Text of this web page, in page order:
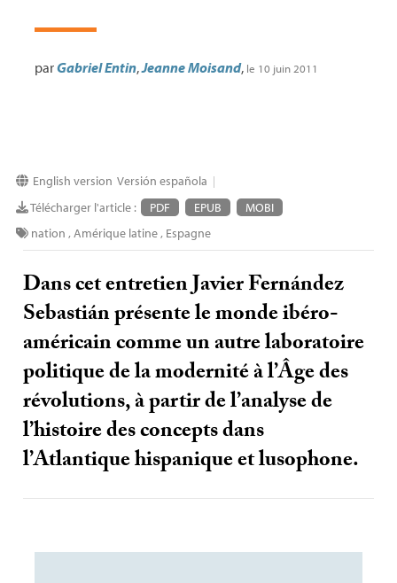
parGabriel Entin,Jeanne Moisand, le 10 juin 2011
English version Versión española |
Télécharger l'article : PDF EPUB
MOBI
nation ,Amérique latine, Espagne
Dans cet entretien Javier Fernández
Sebastián présente le monde ibéro-
américain comme un autre laboratoire
politique de la modernité à l’Âge des
révolutions, à partir de l’analyse de
l’histoire des concepts dans
l’Atlantique hispanique et lusophone.